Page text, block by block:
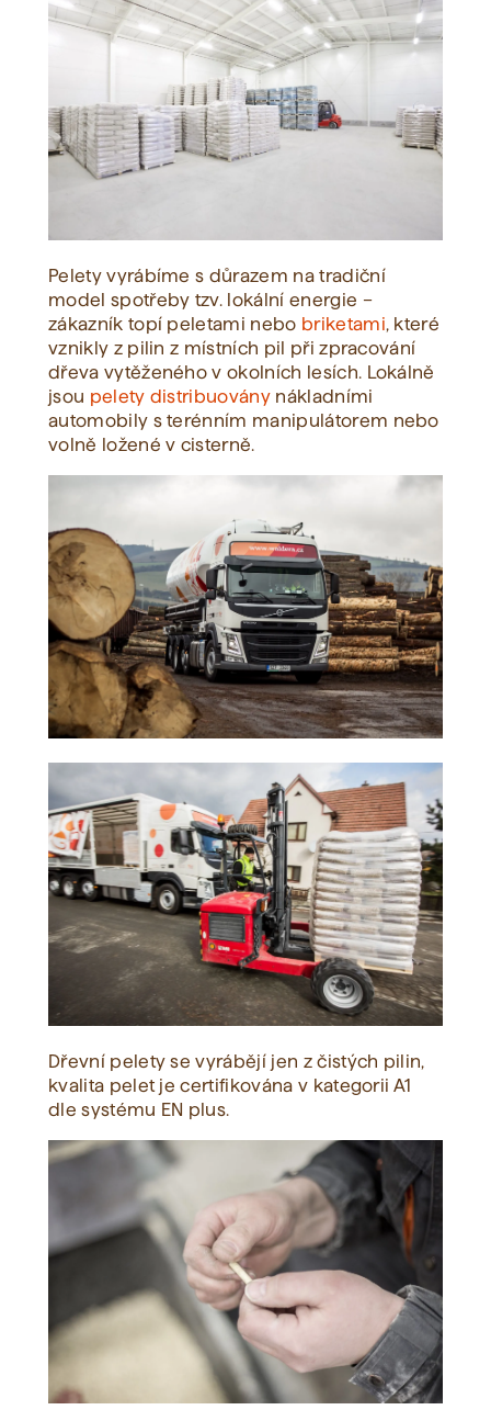
Pelety vyrábíme s důrazem na tradiční
model spotřeby tzv. lokální energie –
zákazník topí peletami nebo briketami, které
vznikly z pilin z místních pil při zpracování
dřeva vytěženého v okolních lesích. Lokálně
jsou pelety distribuovány nákladními
automobily s terénním manipulátorem nebo
volně ložené v cisterně.
Dřevní pelety se vyrábějí jen z čistých pilin,
kvalita pelet je certifikována v kategorii A1
dle systému EN plus.